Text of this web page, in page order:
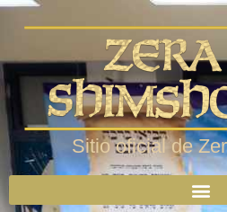
Sitio oficial de